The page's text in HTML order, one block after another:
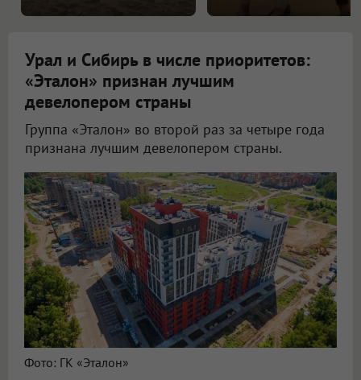
Урал и Сибирь в числе приоритетов:
«Эталон» признан лучшим
девелопером страны
Группа «Эталон» во второй раз за четыре года
признана лучшим девелопером страны.
Фото: ГК «Эталон»